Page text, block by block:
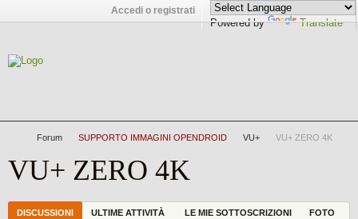
Accedi o registrati
Powered by Translate
Forum SUPPORTO IMMAGINI OPENDROID VU+ VU+ ZERO 4K
VU+ ZERO 4K
DISCUSSIONI ULTIME ATTIVITÀ LE MIE SOTTOSCRIZIONI FOTO